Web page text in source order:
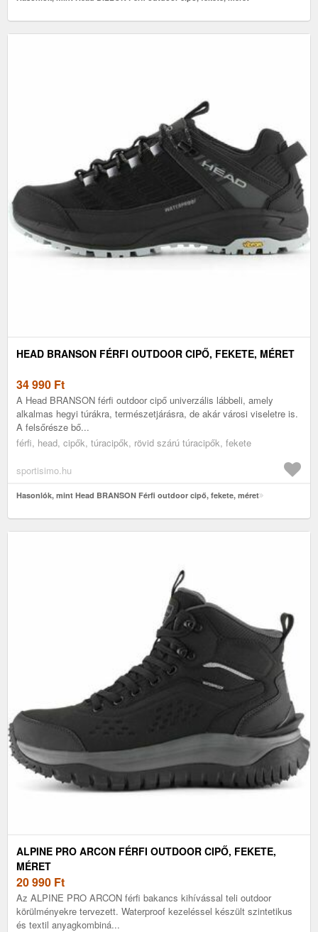
HEAD BRANSON FÉRFI OUTDOOR CIPŐ, FEKETE, MÉRET
34 990 Ft
A Head BRANSON férfi outdoor cipő univerzális lábbeli, amely
alkalmas hegyi túrákra, természetjárásra, de akár városi viseletre is.
A felsőrésze bő...
férfi, head, cipők, túracipők, rövid szárú túracipők, fekete
sportisimo.hu
Hasonlók, mint Head BRANSON Férfi outdoor cipő, fekete, méret
ALPINE PRO ARCON FÉRFI OUTDOOR CIPŐ, FEKETE,
MÉRET
20 990 Ft
Az ALPINE PRO ARCON férfi bakancs kihívással teli outdoor
körülményekre tervezett. Waterproof kezeléssel készült szintetikus
és textil anyagkombiná...